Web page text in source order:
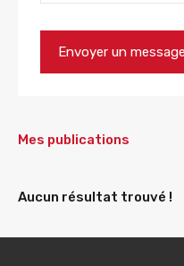
Mes publications
Aucun résultat trouvé !